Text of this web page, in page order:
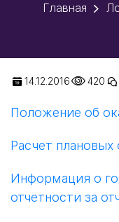
Главная
14.12.2016 420
Положение об
Расчет плановых
Информация о
отчетности за